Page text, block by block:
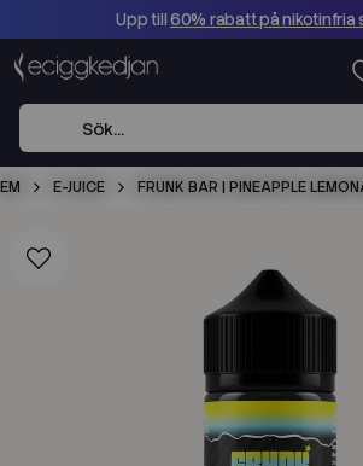
Upp till60% rabatt på nikotinfria
E-JUICE FRUNK BAR | PINEAPPLE